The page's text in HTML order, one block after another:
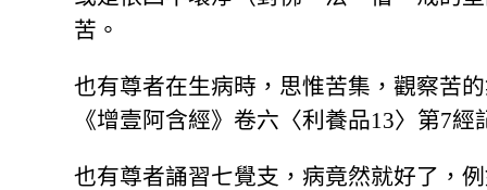
苦。
也有尊者在生病時，思惟苦集，觀察苦
《增壹阿含經》卷六〈利養品13〉第7
也有尊者誦習七覺支，病竟然就好了，